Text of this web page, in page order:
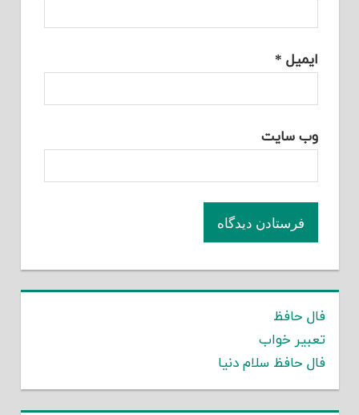
ایمیل *
وب‌ سایت
فال حافظ
تعبیر خواب
فال حافظ سلام دنیا